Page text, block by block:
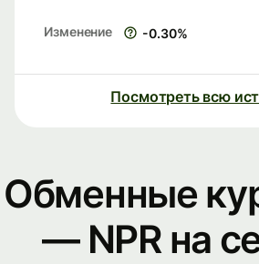
Изменение -0.30%
Посмотреть всю
Обменные
— NPR на